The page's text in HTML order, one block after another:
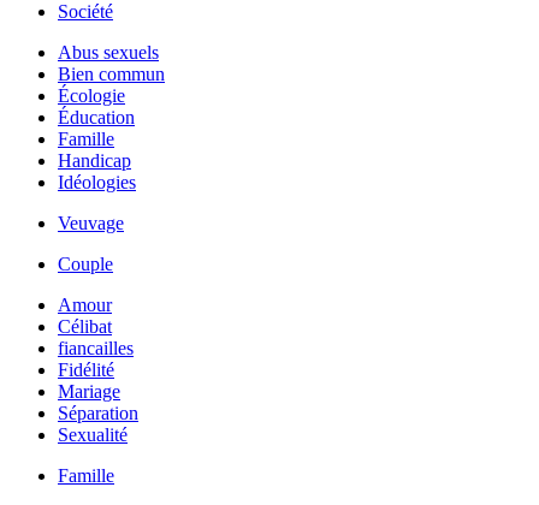
Société
Abus sexuels
Bien commun
Écologie
Éducation
Famille
Handicap
Idéologies
Veuvage
Couple
Amour
Célibat
fiancailles
Fidélité
Mariage
Séparation
Sexualité
Famille